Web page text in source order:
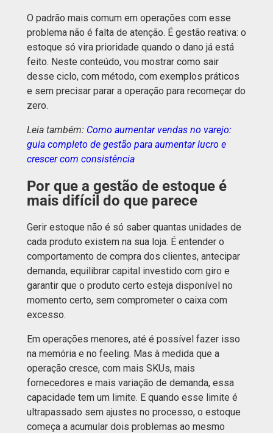
O padrão mais comum em operações com esse
problema não é falta de atenção. É gestão reativa: o
estoque só vira prioridade quando o dano já está
feito. Neste conteúdo, vou mostrar como sair
desse ciclo, com método, com exemplos práticos
e sem precisar parar a operação para recomeçar do
zero.
Leia também: Como aumentar vendas no varejo:
guia completo de gestão para aumentar lucro e
crescer com consistência
Por que a gestão de estoque é
mais difícil do que parece
Gerir estoque não é só saber quantas unidades de
cada produto existem na sua loja. É entender o
comportamento de compra dos clientes, antecipar
demanda, equilibrar capital investido com giro e
garantir que o produto certo esteja disponível no
momento certo, sem comprometer o caixa com
excesso.
Em operações menores, até é possível fazer isso
na memória e no feeling. Mas à medida que a
operação cresce, com mais SKUs, mais
fornecedores e mais variação de demanda, essa
capacidade tem um limite. E quando esse limite é
ultrapassado sem ajustes no processo, o estoque
começa a acumular dois problemas ao mesmo